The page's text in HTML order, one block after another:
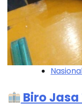
Biro Jasa